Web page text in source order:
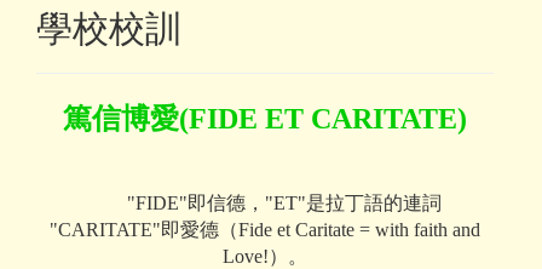
相片及影片
升中資訊
家長教師會
學校校訓
篤信博愛(FIDE ET CARITATE)
"FIDE"即信德，"ET"是拉丁語的連詞
"CARITATE"即愛德（Fide et Caritate = with faith and
Love!）。